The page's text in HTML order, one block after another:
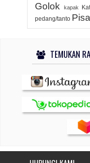
Golok kapak
pedang/tanto
TEMUKAN